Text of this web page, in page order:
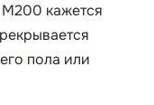
М200 кажется
пола или